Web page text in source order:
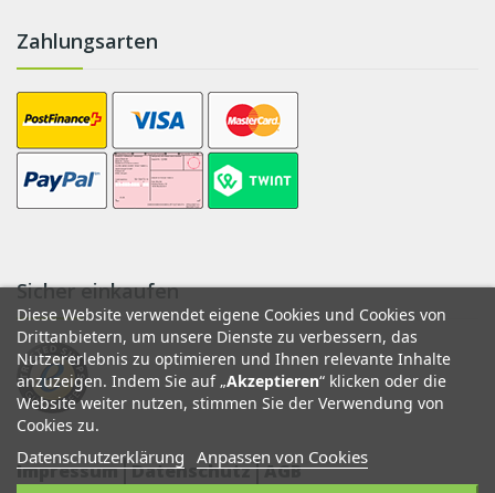
Diese Website verwendet eigene Cookies und Cookies von
Drittanbietern, um unsere Dienste zu verbessern, das
Nutzererlebnis zu optimieren und Ihnen relevante Inhalte
anzuzeigen. Indem Sie auf „Akzeptieren“ klicken oder die
Website weiter nutzen, stimmen Sie der Verwendung von
Cookies zu.
Datenschutzerklärung Anpassen von Cookies
Zahlungsarten
Sicher einkaufen
Impressum Datenschutz AGB